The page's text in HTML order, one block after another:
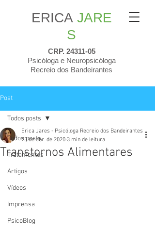
ERICA JARE
S
CRP. 24311-05
Psicóloga e Neuropsicóloga
Recreio dos Bandeirantes
Post
Todos posts
Tratamentos
Artigos
Vídeos
Imprensa
PsicoBlog
Todos posts
Transtornos Alimentares
Erica Jares - Psicóloga Recreio dos Bandeirantes
23 de abr. de 2020 3 min de leitura